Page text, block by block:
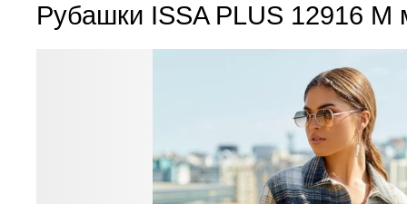
Рубашки ISSA PLUS 12916 M